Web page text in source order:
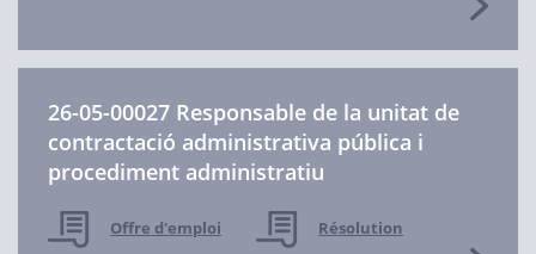
26-05-00027 Responsable de la unitat de
contractació administrativa pública i
procediment administratiu
Offre d'emploi Résolution